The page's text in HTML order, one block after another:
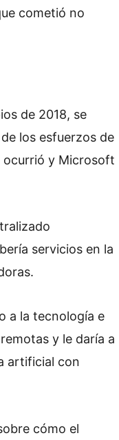
cometió no
de 2018, se
los esfuerzos de
ocurrió y Microsoft
servicios en la
a la tecnología e
y le daría a
artificial con
cómo el